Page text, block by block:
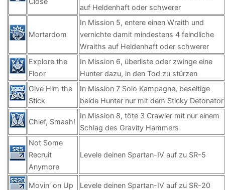
auf Heldenhaft oder schwerer
Mortardom
In Mission 5, entere einen Wraith und
vernichte damit mindestens 4 feindliche
Wraiths auf Heldenhaft oder schwerer
Explore the
Floor
In Mission 6, überliste oder zwinge eine
Hunter dazu, in den Tod zu stürzen
Give Him the
Stick
In Mission 7 Solo Kampagne, beseitige
beide Hunter nur mit dem Sticky Detonator
Chief, Smash!
In Mission 8, töte 3 Crawler mit nur einem
Schlag des Gravity Hammers
Not Some
Recruit
Anymore
Levele deinen Spartan-IV auf zu SR-5
Movin' on Up Levele deinen Spartan-IV auf zu SR-20